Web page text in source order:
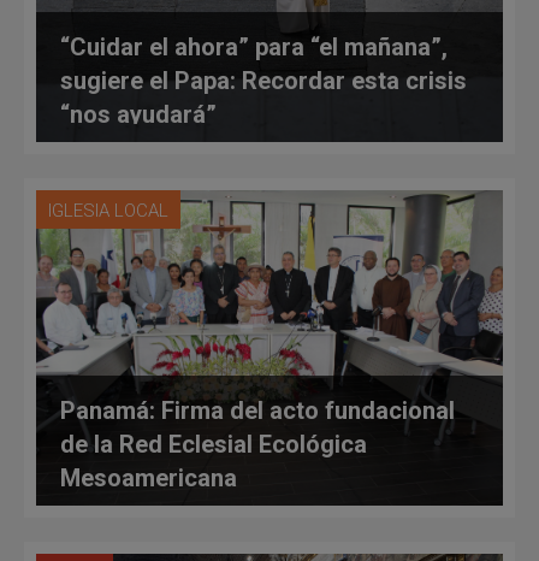
“Cuidar el ahora” para “el mañana”,
sugiere el Papa: Recordar esta crisis
“nos ayudará”
IGLESIA LOCAL
Panamá: Firma del acto fundacional
de la Red Eclesial Ecológica
Mesoamericana